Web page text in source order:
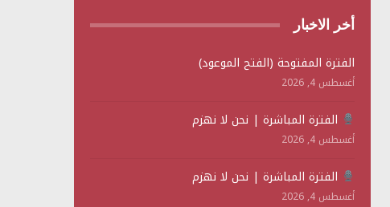
أخر الاخبار
الفترة المفتوحة (الفتح الموعود)
أغسطس 4, 2026
الفترة المباشرة | نحن لا نهزم
أغسطس 4, 2026
الفترة المباشرة | نحن لا نهزم
أغسطس 4, 2026